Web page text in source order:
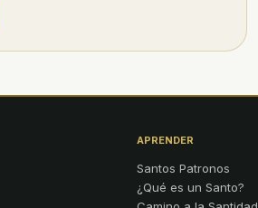
APRENDER
Santos Patronos
¿Qué es un Santo?